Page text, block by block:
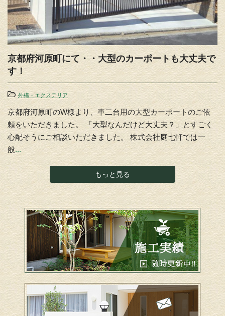
京都府河原町にて・・大型のカーポートも大丈夫で
す！
外構・エクステリア
京都府河原町のW様より、車二台用の大型カーポートのご依
頼をいただきました。 「大型なんだけど大丈夫？」とすごく
心配そうにご相談いただきました。 株式会社庭七軒では一
般...
もっと見る